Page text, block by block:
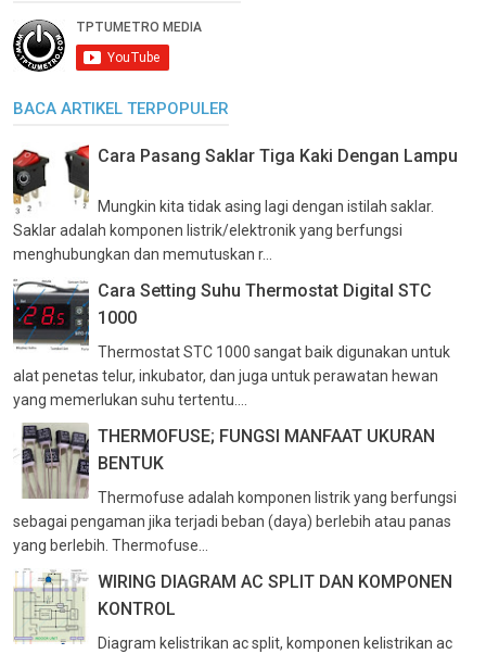
BACA ARTIKEL TERPOPULER
Cara Pasang Saklar Tiga Kaki Dengan Lampu
Mungkin kita tidak asing lagi dengan istilah saklar.
Saklar adalah komponen listrik/elektronik yang berfungsi
menghubungkan dan memutuskan r...
Cara Setting Suhu Thermostat Digital STC
1000
Thermostat STC 1000 sangat baik digunakan untuk
alat penetas telur, inkubator, dan juga untuk perawatan hewan
yang memerlukan suhu tertentu....
THERMOFUSE; FUNGSI MANFAAT UKURAN
BENTUK
Thermofuse adalah komponen listrik yang berfungsi
sebagai pengaman jika terjadi beban (daya) berlebih atau panas
yang berlebih. Thermofuse...
WIRING DIAGRAM AC SPLIT DAN KOMPONEN
KONTROL
Diagram kelistrikan ac split, komponen kelistrikan ac